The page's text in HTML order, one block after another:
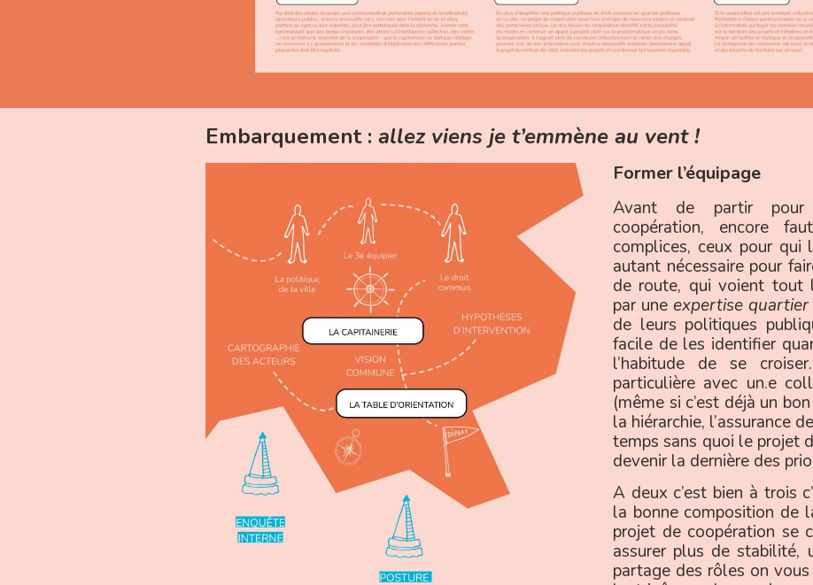
Embarquement : allez viens je t’emmène au vent !
Former l’équipage
Avant de partir pour
coopération, encore
complices, ceux pour
autant nécessaire pour
de route, qui voient tout
par uneexpertise quartier
de leurs politiques
facile de les identifier
l’habitude de se
particulière avec un.e
(même si c’est déjà un
la hiérarchie, l’assurance
temps sans quoi le projet
devenir la dernière des
A deux c’est bien à trois
la bonne composition de
projet de coopération se
assurer plus de stabilité,
partage des rôles on